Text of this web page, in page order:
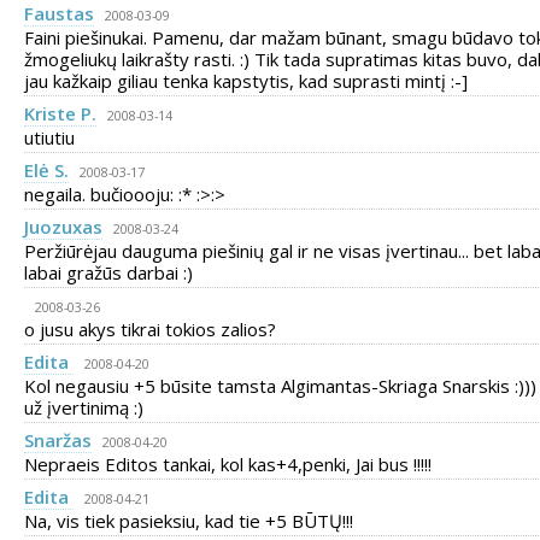
Faustas
2008-03-09
Faini piešinukai. Pamenu, dar mažam būnant, smagu būdavo
žmogeliukų laikrašty rasti. :) Tik tada supratimas kitas buvo,
jau kažkaip giliau tenka kapstytis, kad suprasti mintį :-]
Kriste P.
2008-03-14
utiutiu
Elė S.
2008-03-17
negaila. bučioooju: :* :>:>
Juozuxas
2008-03-24
Peržiūrėjau dauguma piešinių gal ir ne visas įvertinau... bet
labai gražūs darbai :)
2008-03-26
o jusu akys tikrai tokios zalios?
Edita
2008-04-20
Kol negausiu +5 būsite tamsta Algimantas-Skriaga Snarskis :)))
už įvertinimą :)
Snaržas
2008-04-20
Nepraeis Editos tankai, kol kas+4,penki, Jai bus !!!!!
Edita
2008-04-21
Na, vis tiek pasieksiu, kad tie +5 BŪTŲ!!!